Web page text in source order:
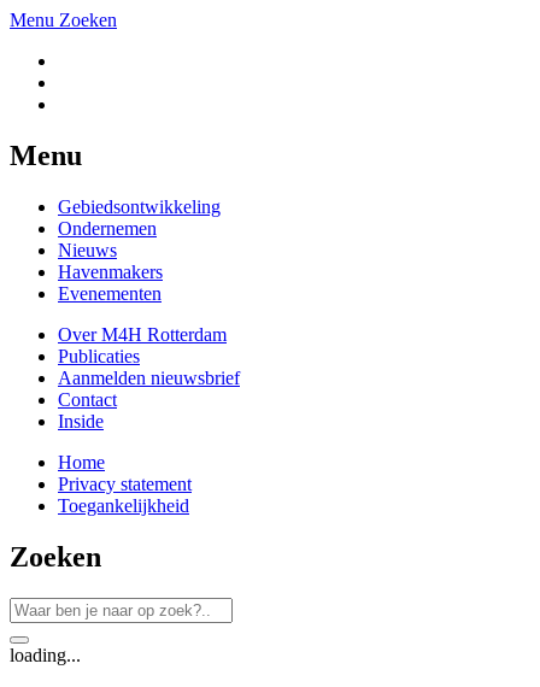
Menu Zoeken
Menu
Gebiedsontwikkeling
Ondernemen
Nieuws
Havenmakers
Evenementen
Over M4H Rotterdam
Publicaties
Aanmelden nieuwsbrief
Contact
Inside
Home
Privacy statement
Toegankelijkheid
Zoeken
loading...